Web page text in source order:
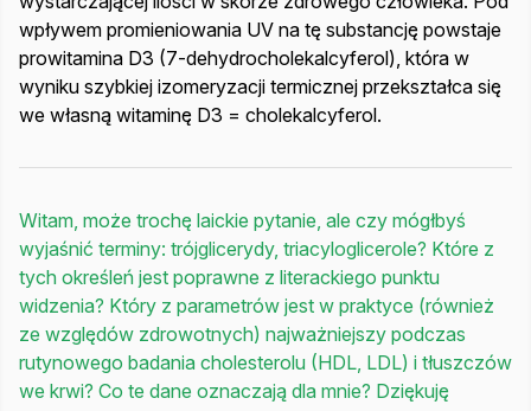
wpływem promieniowania UV na tę substancję powstaje
prowitamina D3 (7-dehydrocholekalcyferol), która w
wyniku szybkiej izomeryzacji termicznej przekształca się
we własną witaminę D3 = cholekalcyferol.
Witam, może trochę laickie pytanie, ale czy mógłbyś
wyjaśnić terminy: trójglicerydy, triacyloglicerole? Które z
tych określeń jest poprawne z literackiego punktu
widzenia? Który z parametrów jest w praktyce (również
ze względów zdrowotnych) najważniejszy podczas
rutynowego badania cholesterolu (HDL, LDL) i tłuszczów
we krwi? Co te dane oznaczają dla mnie? Dziękuję